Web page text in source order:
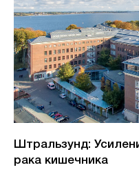
этой инновационной
Штральзунд:
рака кишечника